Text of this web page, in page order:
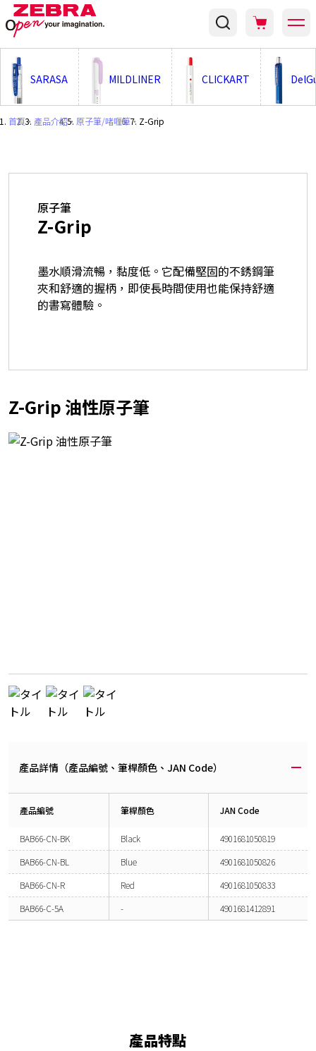
SARASA MILDLINER CLICKART
首頁・ 產品介紹・ 原子筆/啫喱筆・ Z-Grip
原子筆
Z-Grip
墨水順滑流暢，黏度低。它配備堅固的不銹鋼筆
夾和舒適的握柄，即使長時間使用也能保持舒適
的書寫體驗。
Z-Grip 油性原子筆
產品詳情（產品編號、筆桿顏色、JAN Code）
產品編號 筆桿顏色 JAN Code
BAB66-CN-BK Black
4901681050819
BAB66-CN-BL
Blue
4901681050826
BAB66-CN-R
Red
4901681050833
BAB66-C-5A
- 4901681412891
產品特點